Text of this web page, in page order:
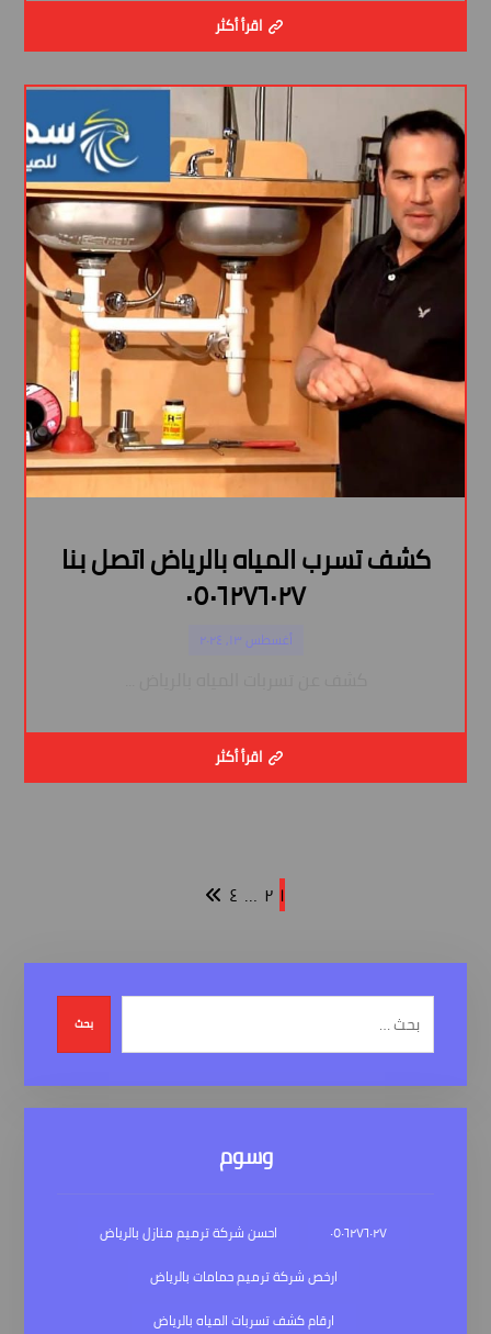
اقرأ أكثر
كشف تسرب المياه بالرياض اتصل بنا
٠٥٠٦٢٧٦٠٢٧
أغسطس ١٣, ٢٠٢٤
اقرأ أكثر
١ ٢ … ٤
بحث
وسوم
٠٥٠٦٢٧٦٠٢٧
احسن شركة ترميم منازل بالرياض
ارخص شركة ترميم حمامات بالرياض
ارقام كشف تسربات المياه بالرياض